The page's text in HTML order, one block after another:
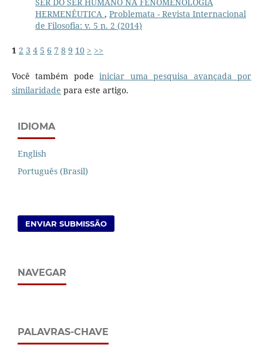
HERMENÊUTICA , Problemata - Revista Internacional
de Filosofia: v. 5 n. 2 (2014)
1 2 3 4 5 6 7 8 9 10 > >>
Você também podeiniciar uma pesquisa avançada por
similaridade para este artigo.
IDIOMA
English
Português (Brasil)
ENVIAR SUBMISSÃO
NAVEGAR
PALAVRAS-CHAVE